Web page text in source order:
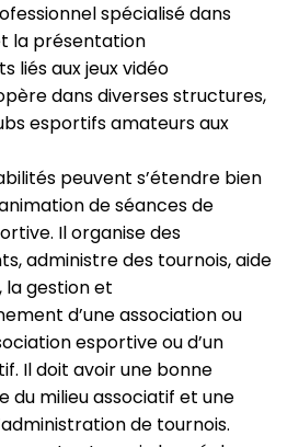
spécialisé dans
la présentation
liés aux jeux vidéo
dans diverses structures,
esportifs amateurs aux
peuvent s’étendre bien
de séances de
Il organise des
administre des tournois, aide
la gestion et
d’une association ou
esportive ou d’un
Il doit avoir une bonne
du milieu associatif et une
de tournois.